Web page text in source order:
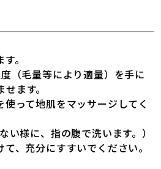
。
（毛量等により適量）を手に
ます。
って地肌をマッサージしてく
い様に、指の腹で洗います。）
、充分にすすいでください。